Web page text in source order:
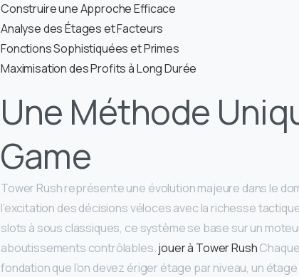
Construire une Approche Efficace
Analyse des Étages et Facteurs
Fonctions Sophistiquées et Primes
Maximisation des Profits à Long Durée
Une Méthode
Game
Tower Rush représente une évolution majeure dans le
l’excitation des décisions véloces avec la richesse
slots à sous classiques, ce système se base sur un
aboutissements contrôlables.jouer à Tower Rush
fondation que l’on devez ériger étage par niveau, un